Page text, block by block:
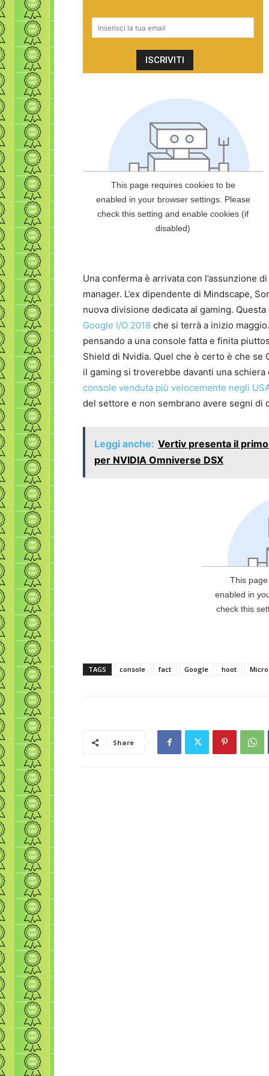
Una conferma è arrivata con l’assunzione
manager. L’ex dipendente di Mindscape,
nuova divisione dedicata al gaming.
Google I/O 2018 che si terrà a inizio
pensando a una console fatta e finita
Shield di Nvidia. Quel che è certo è che
il gaming si troverebbe davanti una
console venduta più velocemente negli
del settore e non sembrano avere segni di
Leggi anche: Vertiv presenta il
per NVIDIA Omniverse DSX
TAGS console fact Google hoot
Share